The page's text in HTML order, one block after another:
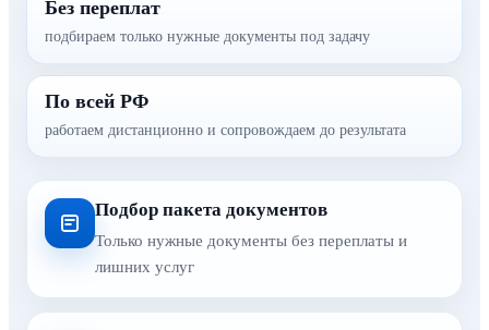
Без переплат
подбираем только нужные документы под задачу
По всей РФ
работаем дистанционно и сопровождаем до результата
Подбор пакета документов
Только нужные документы без переплаты и
лишних услуг